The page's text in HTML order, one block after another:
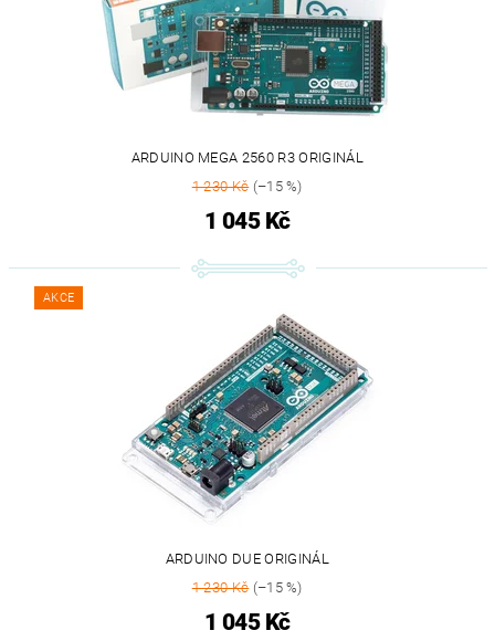
ARDUINO MEGA 2560 R3 ORIGINÁL
1 230 Kč(–15 %)
1 045 Kč
AKCE
ARDUINO DUE ORIGINÁL
1 230 Kč(–15 %)
1 045 Kč